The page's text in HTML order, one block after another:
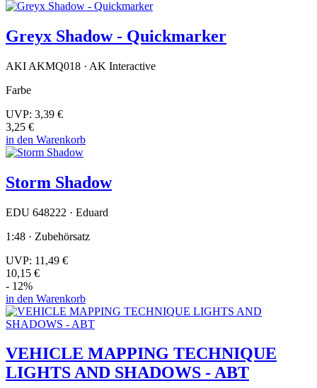
Greyx Shadow - Quickmarker
AKI AKMQ018 · AK Interactive
Farbe
UVP: 3,39 €
3,25 €
in den Warenkorb
Storm Shadow
EDU 648222 · Eduard
1:48 · Zubehörsatz
UVP: 11,49 €
10,15 €
- 12%
in den Warenkorb
VEHICLE MAPPING TECHNIQUE
LIGHTS AND SHADOWS - ABT